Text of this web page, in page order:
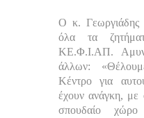
Ο κ. Γεωργιάδης
όλα τα
ΚΕ.Φ.Ι.ΑΠ.
άλλων:
Κέντρο για
έχουν ανάγκη, με
σπουδαίο